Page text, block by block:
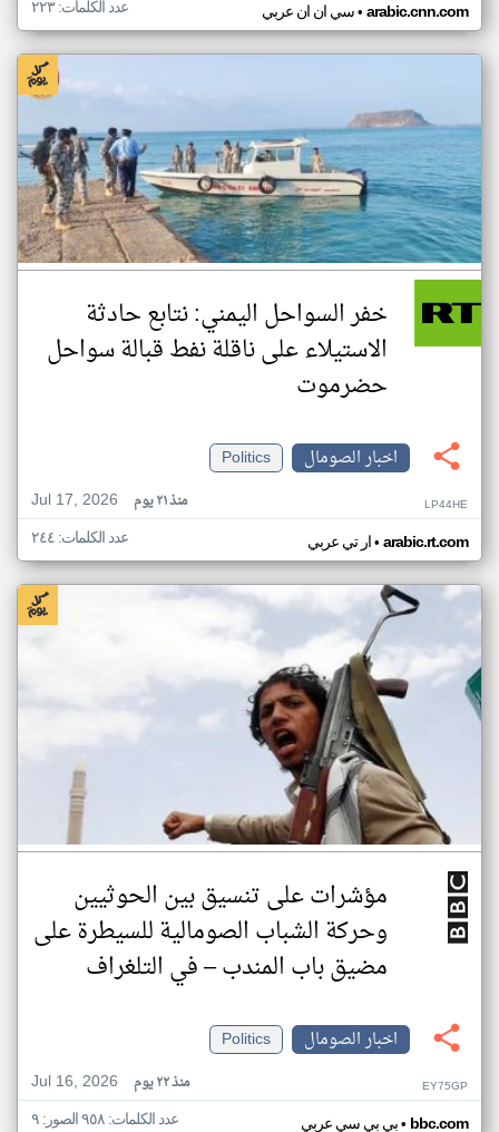
سي ان ان عربي• arabic.cnn.com عدد الكلمات: ٢٢٣
خفر السواحل اليمني: نتابع حادثة
الاستيلاء على ناقلة نفط قبالة سواحل
حضرموت
اخبار الصومال
Politics
Jul 17, 2026
منذ ٢١ يوم LP44HE
ار تي عربي• arabic.rt.com عدد الكلمات: ٢٤٤
مؤشرات على تنسيق بين الحوثيين
وحركة الشباب الصومالية للسيطرة على
مضيق باب المندب – في التلغراف
اخبار الصومال
Politics
Jul 16, 2026
منذ ٢٢ يوم EY75GP
بي بي سي عربي• bbc.com عدد الكلمات: ٩٥٨ الصور: ٩